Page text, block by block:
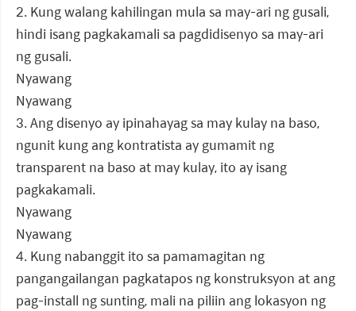
2. Kung walang kahilingan mula sa may-ari ng gusali,
hindi isang pagkakamali sa pagdidisenyo sa may-ari
ng gusali.
Nyawang
Nyawang
3. Ang disenyo ay ipinahayag sa may kulay na baso,
ngunit kung ang kontratista ay gumamit ng
transparent na baso at may kulay, ito ay isang
pagkakamali.
Nyawang
Nyawang
4. Kung nabanggit ito sa pamamagitan ng
pangangailangan pagkatapos ng konstruksyon at ang
pag-install ng sunting, mali na piliin ang lokasyon ng